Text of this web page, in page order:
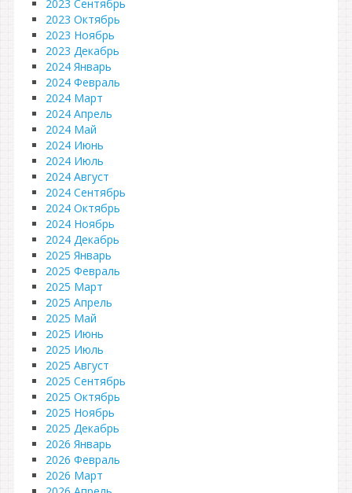
2023 Сентябрь
2023 Октябрь
2023 Ноябрь
2023 Декабрь
2024 Январь
2024 Февраль
2024 Март
2024 Апрель
2024 Май
2024 Июнь
2024 Июль
2024 Август
2024 Сентябрь
2024 Октябрь
2024 Ноябрь
2024 Декабрь
2025 Январь
2025 Февраль
2025 Март
2025 Апрель
2025 Май
2025 Июнь
2025 Июль
2025 Август
2025 Сентябрь
2025 Октябрь
2025 Ноябрь
2025 Декабрь
2026 Январь
2026 Февраль
2026 Март